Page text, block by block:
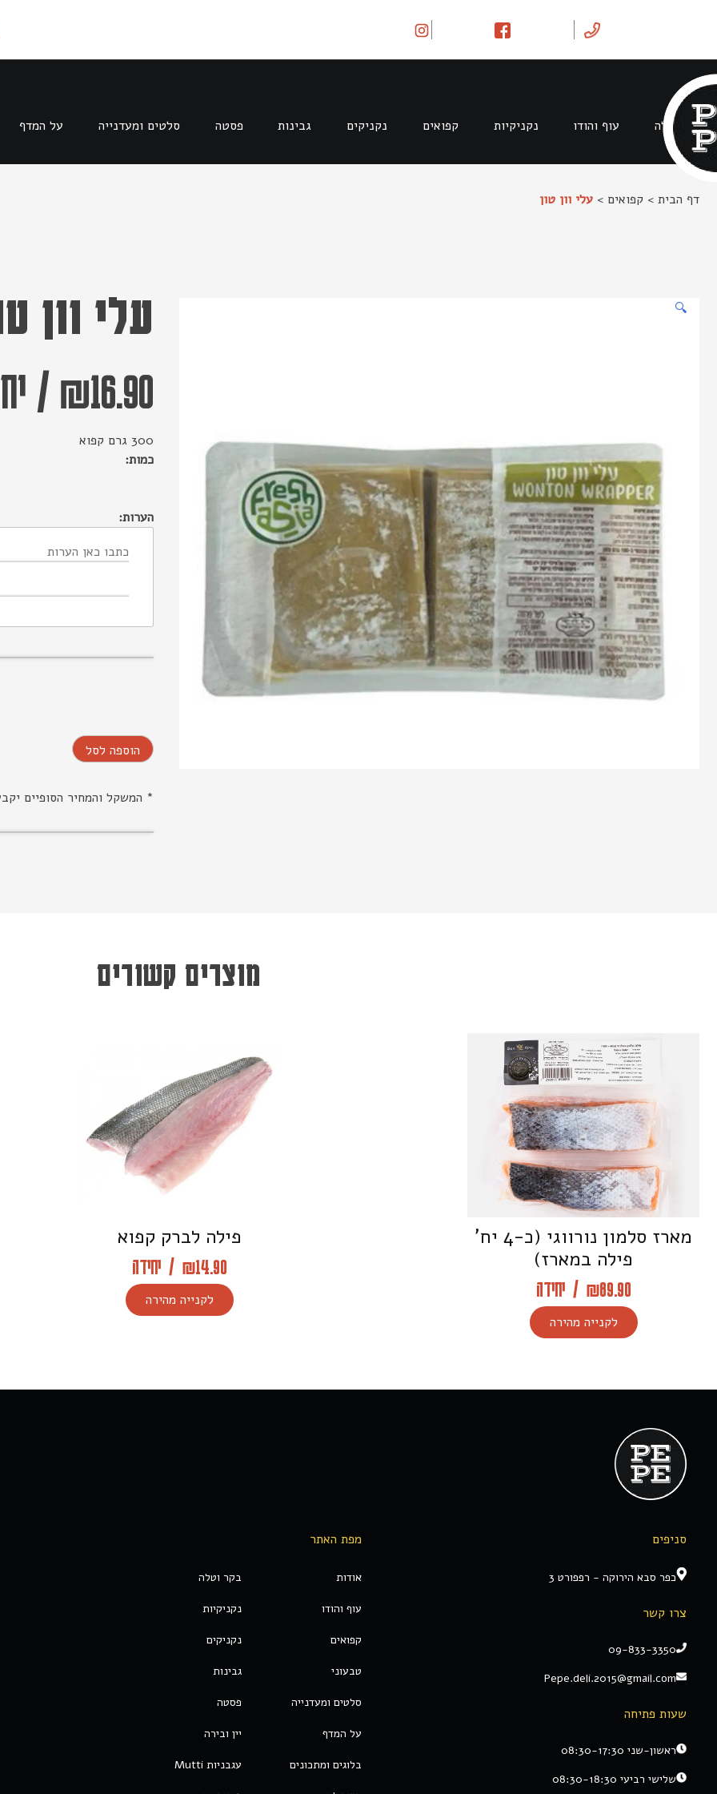
בקר וטלה עוף והודו נקניקיות קפואים נקניקים גבינות פסטה סלטים ומעדנייה על המדף
דף הבית > קפואים > עלי וון טון
🔍
עלי וון
₪16.90
/
300 גרם קפוא
כמות:
הערות:
הוספה לסל
* המשקל והמחיר הסופיים
מוצרים קשורים
מארז סלמון נורווגי (כ-4 יח’
פילה במארז)
₪89.90
/ יחידה
לקנייה מהירה
פילה לברק קפוא
₪14.90
/ יחידה
לקנייה מהירה
סניפים
כפר סבא הירוקה - רפפורט 3
צרו קשר
09-833-3350
Pepe.deli.2015@gmail.com
שעות פתיחה
ראשון-שני 08:30-17:30
שלישי רביעי 08:30-18:30
מפת האתר
אודות בקר וטלה
עוף והודו נקניקיות
קפואים נקניקים
טבעוני גבינות
סלטים ומעדנייה פסטה
על המדף יין ובירה
בלוגים ומתכונים עגבניות Mutti